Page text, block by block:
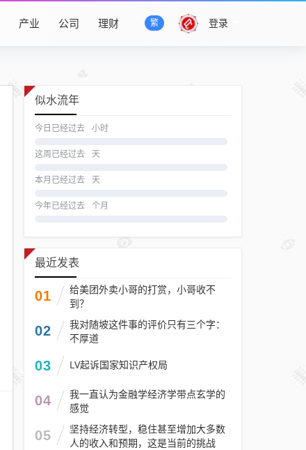
登录
繁
产业 公司 理财
似水流年
今日已经过去 小时
这周已经过去 天
本月已经过去 天
今年已经过去 个月
最近发表
01
给美团外卖小哥的打赏，小哥收不
到？
02
我对随坡这件事的评价只有三个字：
不厚道
03 LV起诉国家知识产权局
04
我一直认为金融学经济学带点玄学的
感觉
05
坚持经济转型，稳住甚至增加大多数
人的收入和预期，这是当前的挑战